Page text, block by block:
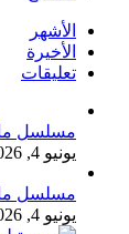
الأشهر
الأخيرة
تعليقات
مسلسل
يونيو 4, 2026
مسلسل
يونيو 4, 2026